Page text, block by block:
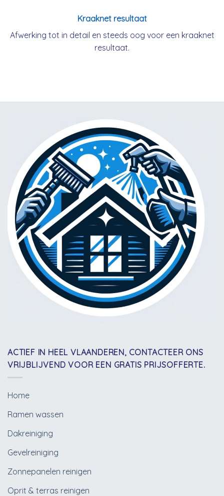
Kraaknet resultaat
Afwerking tot in detail en steeds oog voor een kraaknet
resultaat.
ACTIEF IN HEEL VLAANDEREN, CONTACTEER ONS
VRIJBLIJVEND VOOR EEN GRATIS PRIJSOFFERTE.
Home
Ramen wassen
Dakreiniging
Gevelreiniging
Zonnepanelen reinigen
Oprit & terras reinigen